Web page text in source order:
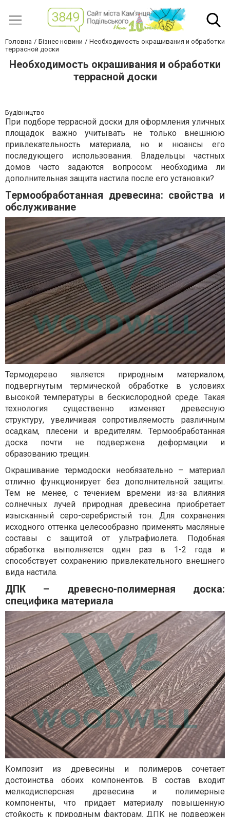
Головна Бізнес новини
Необходимость окрашивания и обработки
террасной доски
Необходимость окрашивания и обработки
террасной доски
Будівництво
При подборе террасной доски для оформления уличных
площадок важно учитывать не только внешнюю
привлекательность материала, но и нюансы его
последующего использования. Владельцы частных
домов часто задаются вопросом: необходима ли
дополнительная защита настила после его установки?
Термообработанная древесина: свойства и
обслуживание
Термодерево является природным материалом,
подвергнутым термической обработке в условиях
высокой температуры в бескислородной среде. Такая
технология существенно изменяет древесную
структуру, увеличивая сопротивляемость различным
осадкам, плесени и вредителям. Термообработанная
доска почти не подвержена деформации и
образованию трещин.
Окрашивание термодоски необязательно – материал
отлично функционирует без дополнительной защиты.
Тем не менее, с течением времени из-за влияния
солнечных лучей природная древесина приобретает
изысканный серо-серебристый тон. Для сохранения
исходного оттенка целесообразно применять масляные
составы с защитой от ультрафиолета. Подобная
обработка выполняется один раз в 1-2 года и
способствует сохранению привлекательного внешнего
вида настила.
ДПК – древесно-полимерная доска:
специфика материала
Композит из древесины и полимеров сочетает
достоинства обоих компонентов. В состав входит
мелкодисперсная древесина и полимерные
компоненты, что придает материалу повышенную
стойкость к природным факторам. ДПК не подвержен